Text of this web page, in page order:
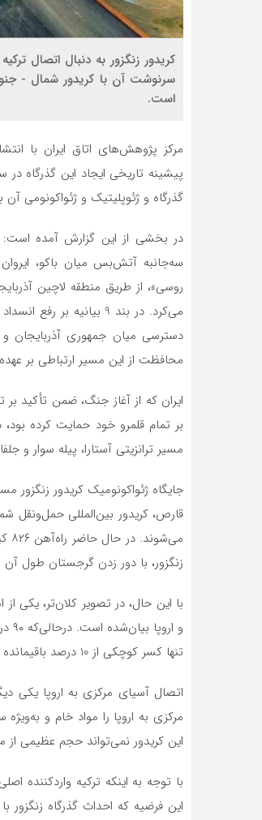
کریدور زنگزور به دنبال اتصال
سرنوشت آن با کریدور شمال -
است.
مرکز پژوهش‌های اتاق ایران با
پیشینه تاریخی ایجاد این گذرگاه
گذرگاه و ژئوپلیتیک و ژئواکونومی
روسی»، از طریق منطقه لاچین
می‌کرد. در بند 9
دسترسی میان جمهوری آذربایجان
محافظت از این مسیر ارتباطی بر
ایران که از آغاز جنگ، ضمن تأکید
بر تمام قلمرو خود حمایت کرده بود،
مسیر ترانزیتی آستارا، پیله سوار
جایگاه ژئواکونومیک کریدور
قارص، کریدور بین‌المللی حمل‌ونقل
زنگزور، با دور زدن گرجستان طول آن را ۳۴۰ کیلومتر کوتاه‌تر
با این حال، در تصویر کلان‌تر، یکی
و
تنها کسر کوچکی از 10 درصد باقیمانده را به خود اختصاص دهد.
اتصال آسیای مرکزی به اروپا یکی
مرکزی به اروپا را مواد خام و
این کریدور نمی‌تواند حجم عظیمی از
با توجه به اینکه ترکیه واردکننده
این فرضیه که احداث گذرگاه زنگزور